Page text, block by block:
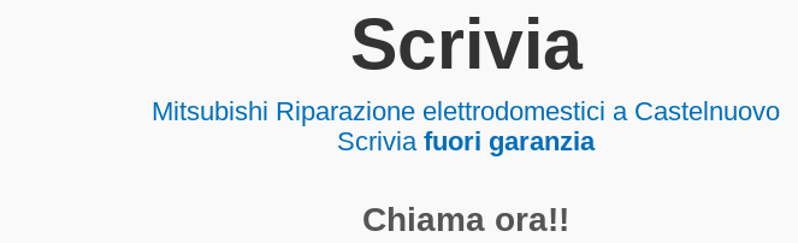
Scrivia
Mitsubishi Riparazione elettrodomestici a Castelnuovo
Scrivia fuori garanzia
Chiama ora!!